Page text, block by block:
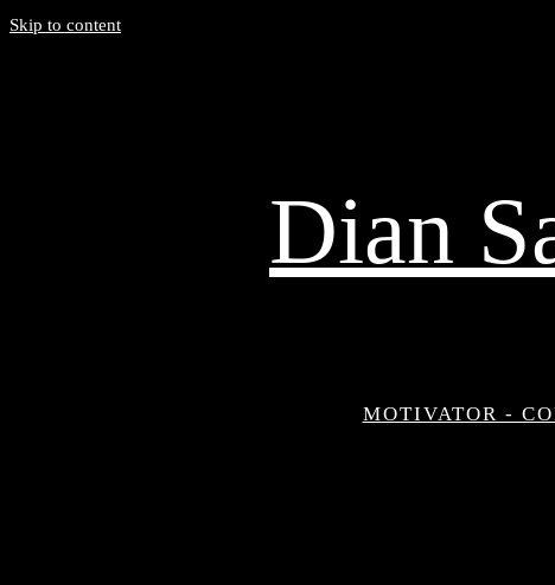
Skip to content
Dian
MOTIVATOR -